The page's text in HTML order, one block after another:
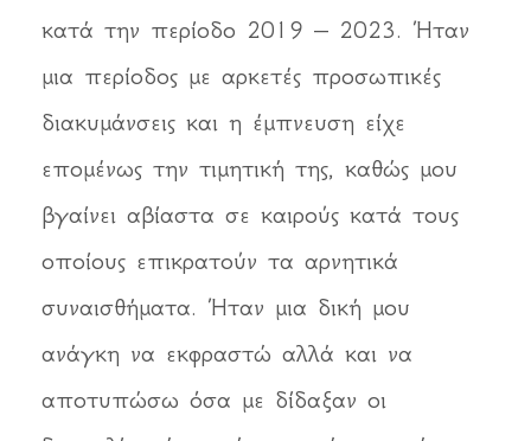
κατά την περίοδο 2019 – 2023. Ήταν
μια περίοδος με αρκετές προσωπικές
διακυμάνσεις και η έμπνευση είχε
επομένως την τιμητική της, καθώς μου
βγαίνει αβίαστα σε καιρούς κατά τους
οποίους επικρατούν τα αρνητικά
συναισθήματα. Ήταν μια δική μου
ανάγκη να εκφραστώ αλλά και να
αποτυπώσω όσα με δίδαξαν οι